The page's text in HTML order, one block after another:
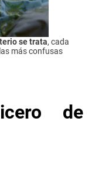
se trata, cada
más confusas
de